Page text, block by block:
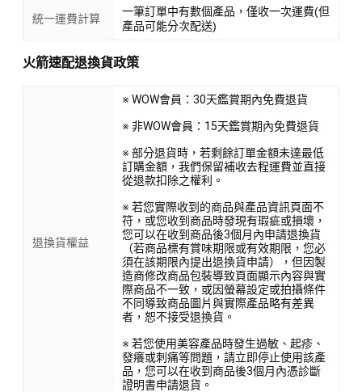
統一運費計算
一筆訂單中有數個產品，僅收一次運費(但
產品可能分次配送)
火箭速配退換貨政策
退換貨權益
※ WOW會員：30天鑑賞期內免費退貨
※ 非WOW會員：15天鑑賞期內免費退貨
※ 部分退貨時，若剩餘訂單金額未達最低
訂購金額，我們保留補收去程運費並直接
從退款扣除之權利。
※ 若您實際收到的商品與產品資訊頁面不
符，或您收到商品時發現有瑕疵或損壞，
您可以在收到商品後3個月內申請退換貨
（若商品標有賞味期限或有效期限，您必
須在該期限內提出退換貨申請），但因製
造商修改商品包裝導致頁面顯示內容與實
際商品不一致，或因螢幕設定或拍攝條件
不同導致商品圖片與實際產品略有差異
者，恕不接受退換貨。
※ 若您使用美容產品時發生過敏、起疹、
發癢或刺痛等問題，請立即停止使用該產
品，您可以在收到商品後3個月內憑診斷
證明書申請退貨。